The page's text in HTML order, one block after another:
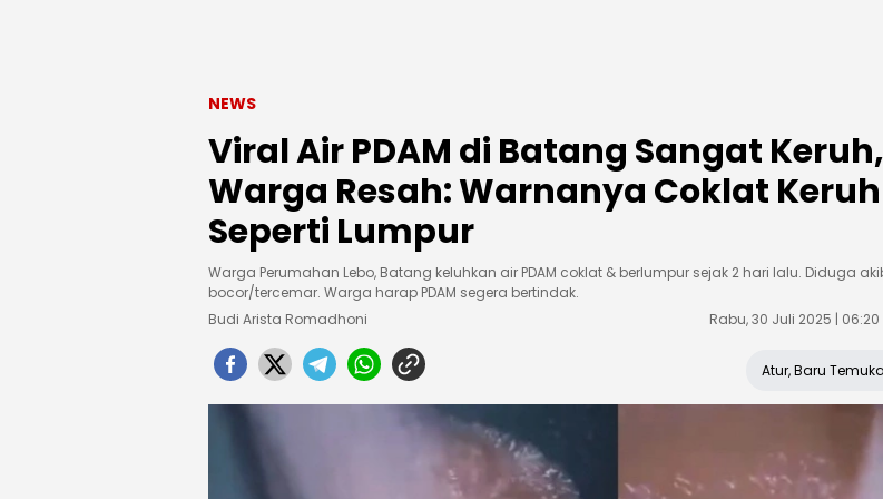
NEWS
Viral Air PDAM di Batang Sangat Keruh,
Warga Resah: Warnanya Coklat Keruh
Seperti Lumpur
Warga Perumahan Lebo, Batang keluhkan air PDAM coklat & berlumpur sejak 2 hari lalu. Diduga
bocor/tercemar. Warga harap PDAM segera bertindak.
Budi Arista Romadhoni
Rabu, 30 Juli 2025 | 06:20
Atur, Baru